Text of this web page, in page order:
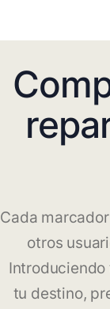
Cada
otros
tu destino,